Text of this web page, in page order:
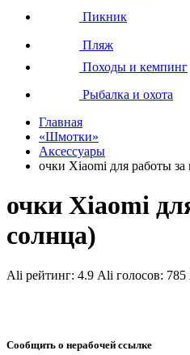
Пикник
Пляж
Походы и кемпинг
Рыбалка и охота
Главная
«Шмотки»
Аксессуары
очки Xiaomi для работы
очки Xiaomi
солнца)
Ali рейтинг: 4.9 Ali голосов: 785
Сообщить о нерабочей ссылке